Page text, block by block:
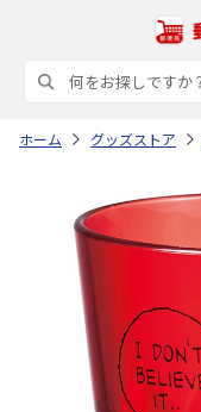
ホーム グッズストア